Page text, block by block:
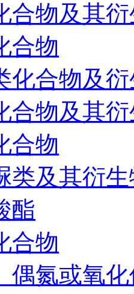
合物及其
合物
化合物及
合物及其
合物
类及其衍
酯
合物
偶氮或氧